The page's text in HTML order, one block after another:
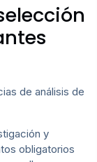
de análisis de
y
obligatorios